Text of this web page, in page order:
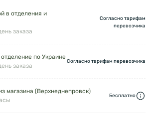
в отделения и
заказа
Согласно тарифам
перевозчика
по Украине
заказа
Согласно тарифам перевозчика
магазина (Верхнеднепровск)
Бесплатно